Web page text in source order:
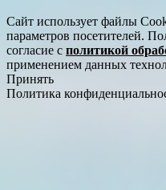
Сайт использует файлы
параметров посетителей.
согласие с политикой
применением данных
Принять
Политика